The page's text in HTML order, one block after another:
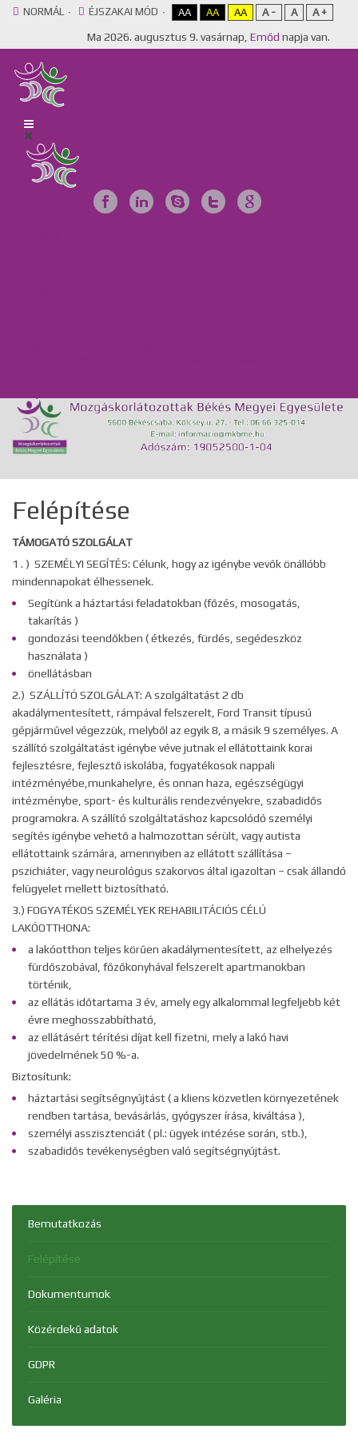
NORMÁL ÉJSZAKAI MÓD AA AA AA A - A A +
Ma 2026. augusztus 9. vasárnap, Emőd napja van.
Felépítése
TÁMOGATÓ SZOLGÁLAT
1 . ) SZEMÉLYI SEGÍTÉS: Célunk, hogy az igénybe vevők önállóbb
mindennapokat élhessenek.
Segítünk a háztartási feladatokban (főzés, mosogatás,
takarítás )
gondozási teendőkben ( étkezés, fürdés, segédeszköz
használata )
önellátásban
2.) SZÁLLÍTÓ SZOLGÁLAT: A szolgáltatást 2 db
akadálymentesített, rámpával felszerelt, Ford Transit típusú
gépjárművel végezzük, melyből az egyik 8, a másik 9 személyes. A
szállító szolgáltatást igénybe véve jutnak el ellátottaink korai
fejlesztésre, fejlesztő iskolába, fogyatékosok nappali
intézményébe,munkahelyre, és onnan haza, egészségügyi
intézménybe, sport- és kulturális rendezvényekre, szabadidős
programokra. A szállító szolgáltatáshoz kapcsolódó személyi
segítés igénybe vehető a halmozottan sérült, vagy autista
ellátottaink számára, amennyiben az ellátott szállítása –
pszichiáter, vagy neurológus szakorvos által igazoltan – csak állandó
felügyelet mellett biztosítható.
3.) FOGYATÉKOS SZEMÉLYEK REHABILITÁCIÓS CÉLÚ
LAKÓOTTHONA:
a lakóotthon teljes körűen akadálymentesített, az elhelyezés
fürdőszobával, főzőkonyhával felszerelt apartmanokban
történik,
az ellátás időtartama 3 év, amely egy alkalommal legfeljebb két
évre meghosszabbítható,
az ellátásért térítési díjat kell fizetni, mely a lakó havi
jövedelmének 50 %-a.
Biztosítunk:
háztartási segítségnyújtást ( a kliens közvetlen környezetének
rendben tartása, bevásárlás, gyógyszer írása, kiváltása ),
személyi asszisztenciát ( pl.: ügyek intézése során, stb.),
szabadidős tevékenységben való segítségnyújtást.
Bemutatkozás
Felépítése
Dokumentumok
Közérdekű adatok
GDPR
Galéria